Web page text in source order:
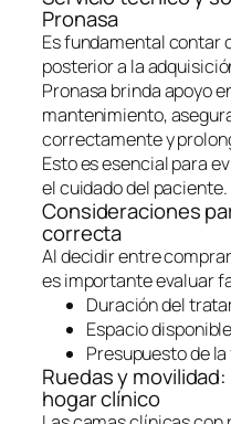
Pronasa
Es fundamental contar
posterior a la
Pronasa brinda apoyo
mantenimiento,
correctamente y
Esto es esencial para
el cuidado del paciente.
Consideraciones
correcta
Al decidir entre
es importante evaluar
Duración del
Espacio
Presupuesto de
Ruedas y
hogar clínico